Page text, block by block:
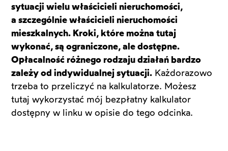
sytuacji wielu właścicieli nieruchomości,
a szczególnie właścicieli nieruchomości
mieszkalnych. Kroki, które można tutaj
wykonać, są ograniczone, ale dostępne.
Opłacalność różnego rodzaju działań bardzo
zależy od indywidualnej sytuacji. Każdorazowo
trzeba to przeliczyć na kalkulatorze. Możesz
tutaj wykorzystać mój bezpłatny kalkulator
dostępny w linku w opisie do tego odcinka.